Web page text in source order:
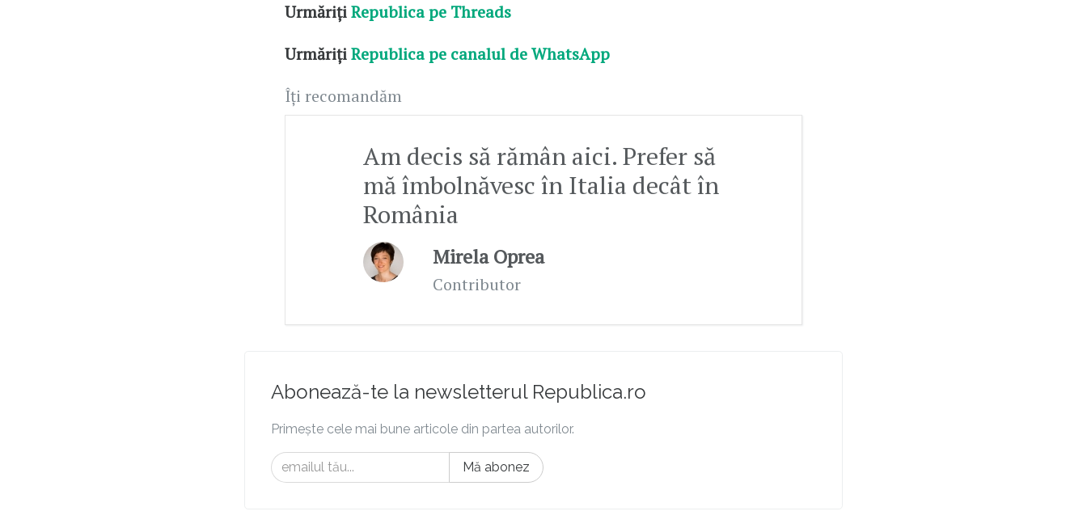
UrmărițiRepublica pe Threads
UrmărițiRepublica pe canalul de WhatsApp
Îți recomandăm
Am decis să rămân aici. Prefer să
mă îmbolnăvesc în Italia decât în
România
Mirela Oprea
Contributor
Abonează-te la newsletterul Republica.ro
Primește cele mai bune articole din partea autorilor.
Mă abonez